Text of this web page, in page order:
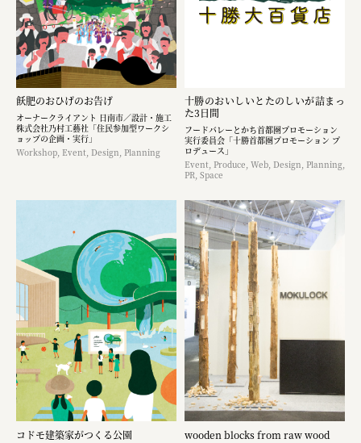
飫肥のおひげのお告げ
オーナークライアント 日南市／設計・施工
株式会社乃村工藝社「住民参加型ワークシ
ョップの企画・実行」
Workshop, Event, Design, Planning
十勝のおいしいとたのしいが詰まっ
た3日間
フードバレーとかち首都圏プロモーション
実行委員会「十勝首都圏プロモーション プ
ロデュース」
Event, Produce, Web, Design, Planning,
PR, Space
コドモ建築家がつくる公園 wooden blocks from raw wood